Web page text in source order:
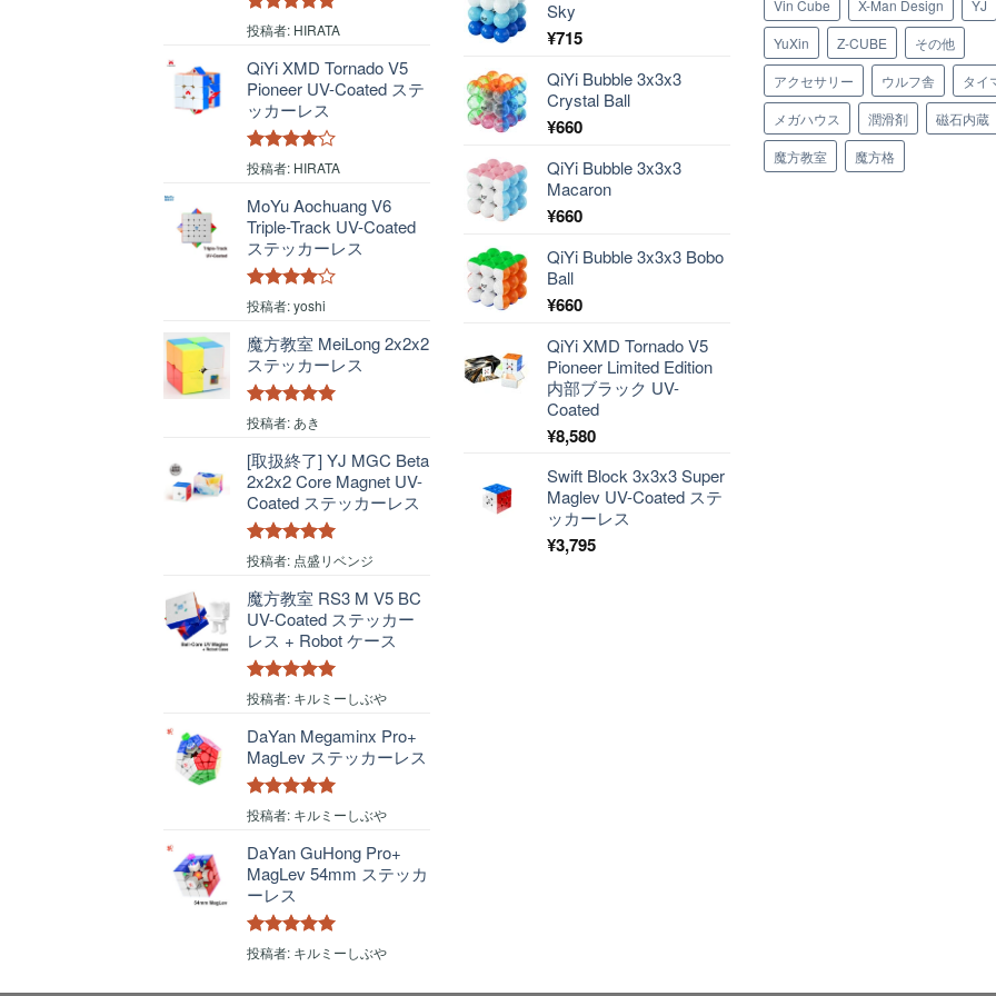
5段階中5の
投稿者: HIRATA
QiYi XMD Tornado V5
Pioneer UV-Coated ステ
ッカーレス
5段階中4
投稿者: HIRATA
MoYu Aochuang V6
Triple-Track UV-Coated
ステッカーレス
5段階中4
の評価
投稿者: yoshi
魔方教室 MeiLong 2x2x2
ステッカーレス
5段階中5
投稿者: あき
[取扱終了] YJ MGC Beta
2x2x2 Core Magnet UV-
Coated ステッカーレス
5段階中5の
投稿者: 点盛リベンジ
魔方教室 RS3 M V5 BC
UV-Coated ステッカー
レス + Robot ケース
5段階中5の
投稿者: キルミーしぶや
DaYan Megaminx Pro+
MagLev ステッカーレス
5段階中5の
投稿者: キルミーしぶや
DaYan GuHong Pro+
MagLev 54mm ステッカ
ーレス
5段階中5の
投稿者: キルミーしぶや
Sky
¥715
QiYi Bubble 3x3x3
Crystal Ball
¥660
QiYi Bubble 3x3x3
Macaron
¥660
QiYi Bubble 3x3x3 Bobo
Ball
¥660
QiYi XMD Tornado V5
Pioneer Limited Edition
内部ブラック UV-
Coated
¥8,580
Swift Block 3x3x3 Super
Maglev UV-Coated ステ
ッカーレス
¥3,795
Vin Cube X-Man Design
YJ
YuXin
Z-CUBE
その他
アクセサリー
ウルフ舎
タイ
メガハウス
潤滑剤
磁石内蔵
魔方教室
魔方格